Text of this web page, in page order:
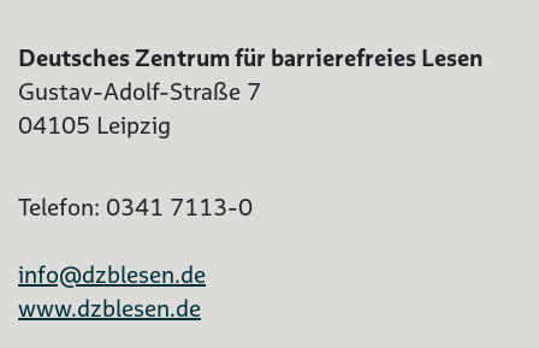
Deutsches Zentrum für barrierefreies Lesen
Gustav-Adolf-Straße 7
04105 Leipzig
Telefon: 0341 7113-0
info@dzblesen.de
www.dzblesen.de